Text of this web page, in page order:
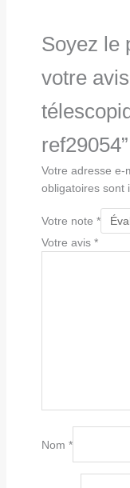
Soyez le
votre
ref29054”
Votre adresse e-
obligatoires sont
Votre note *
Votre avis *
Nom *